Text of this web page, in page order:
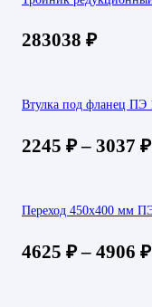
283038 ₽
Втулка под фланец ПЭ
2245 ₽– 3037 ₽
Переход 450х400 мм
4625 ₽– 4906 ₽